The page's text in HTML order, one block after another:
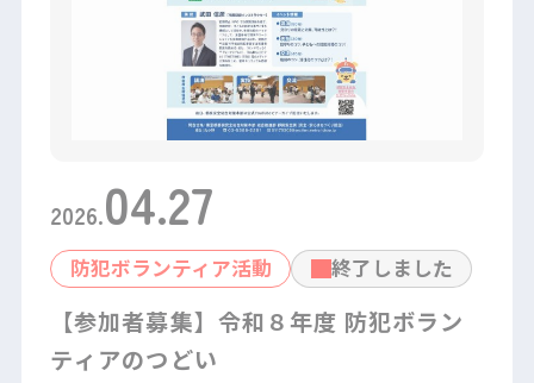
2026.04.27
防犯ボランティア活動 終了しました
【参加者募集】令和８年度 防犯ボラン
ティアのつどい